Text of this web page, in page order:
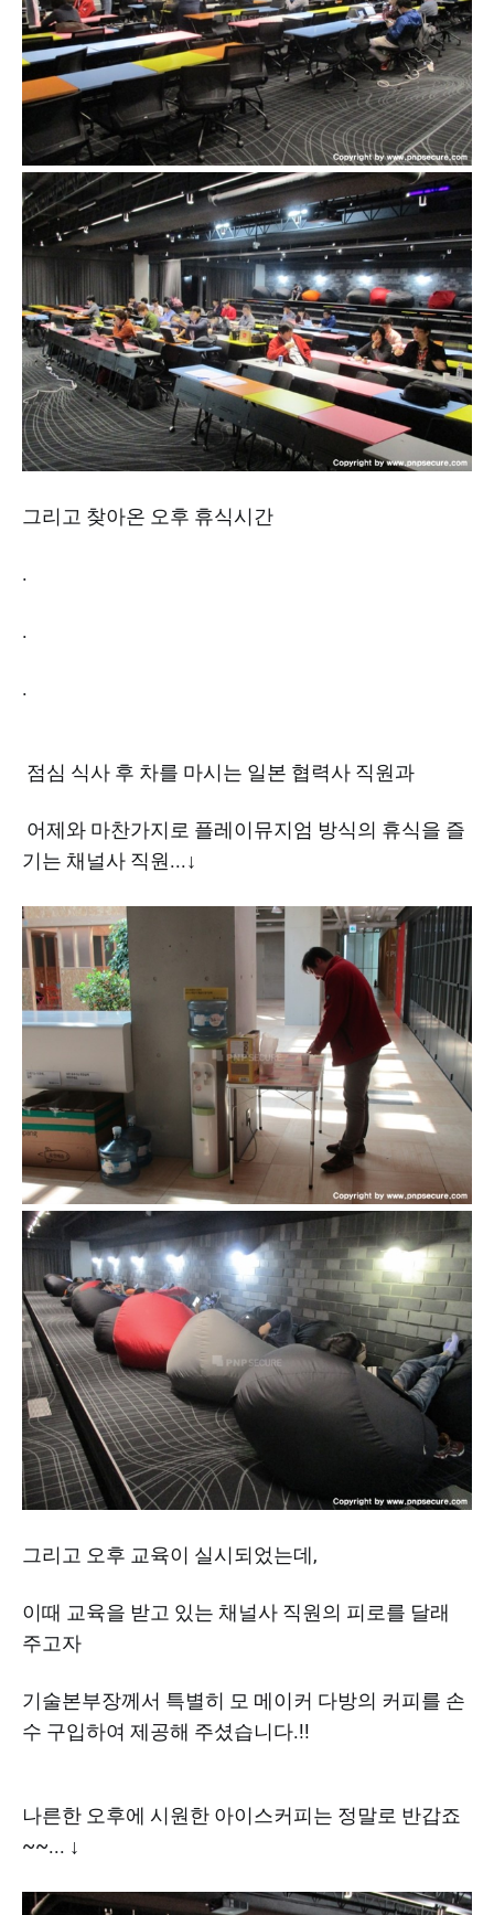
그리고 찾아온 오후 휴식시간
.
.
.
점심 식사 후 차를 마시는 일본 협력사 직원과
어제와 마찬가지로 플레이뮤지엄 방식의 휴식을 즐
기는 채널사 직원...↓
그리고 오후 교육이 실시되었는데,
이때 교육을 받고 있는 채널사 직원의 피로를 달래
주고자
기술본부장께서 특별히 모 메이커 다방의 커피를 손
수 구입하여 제공해 주셨습니다.!!
나른한 오후에 시원한 아이스커피는 정말로 반갑죠
~~... ↓